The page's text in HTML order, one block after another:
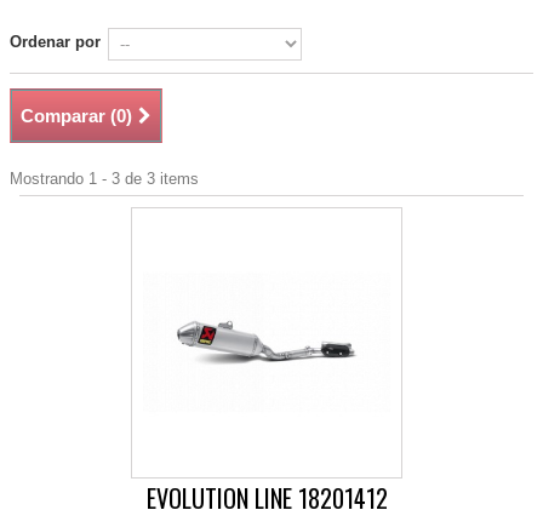
Ordenar por
Comparar (0)
Mostrando 1 - 3 de 3 items
EVOLUTION LINE 18201412